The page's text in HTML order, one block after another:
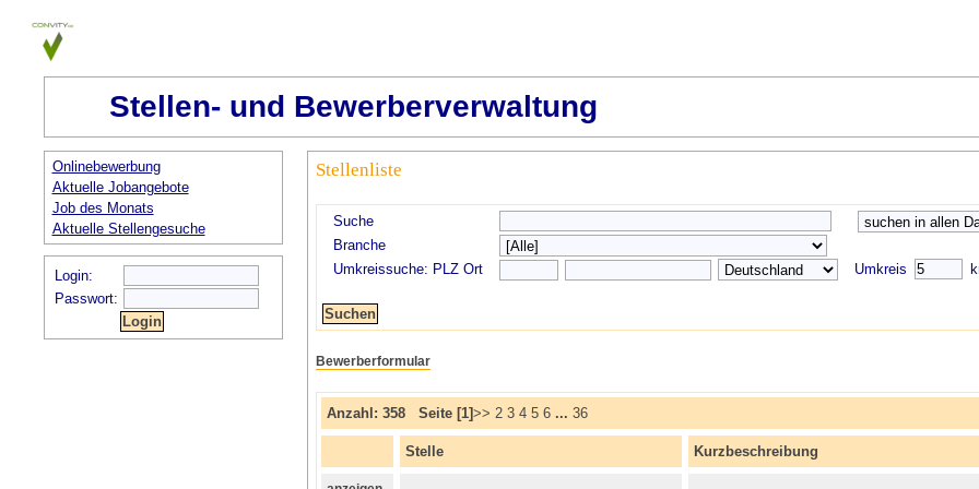
Stellen- und Bewerberverwaltung
Onlinebewerbung
Aktuelle Jobangebote
Job des Monats
Aktuelle Stellengesuche
Login:
Passwort:
Stellenliste
Suche
Branche
Umkreissuche: PLZ Ort
Umkreis
Bewerberformular
Anzahl: 358 Seite [1]>> 2 3 4 5 6... 36
Stelle Kurzbeschreibung